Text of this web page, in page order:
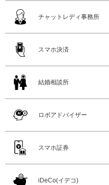
チャットレディ事務所
スマホ決済
結婚相談所
ロボアドバイザー
スマホ証券
iDeCo(イデコ)